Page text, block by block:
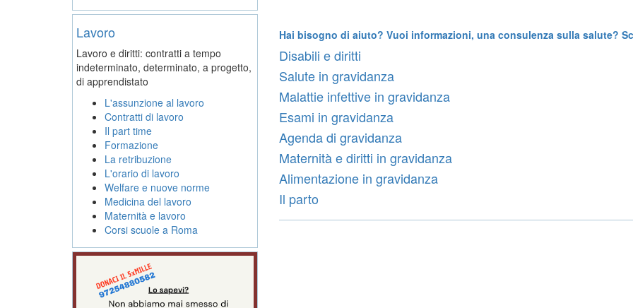
Hai bisogno di aiuto? Vuoi informazioni, una consulenza sulla salute?
Disabili e diritti
Salute in gravidanza
Malattie infettive in gravidanza
Esami in gravidanza
Agenda di gravidanza
Maternità e diritti in gravidanza
Alimentazione in gravidanza
Il parto
Lavoro
Lavoro e diritti: contratti a tempo
indeterminato, determinato, a progetto,
di apprendistato
L'assunzione al lavoro
Contratti di lavoro
Il part time
Formazione
La retribuzione
L'orario di lavoro
Welfare e nuove norme
Medicina del lavoro
Maternità e lavoro
Corsi scuole a Roma